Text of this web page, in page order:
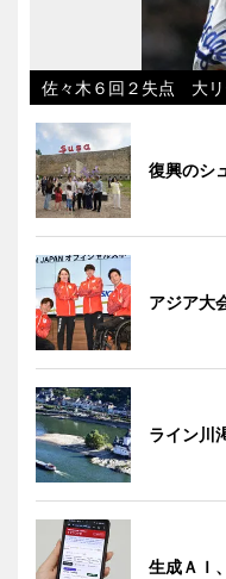
佐々木６回２失点 大
復興のシ
アジア大
ライン川
生成ＡＩ